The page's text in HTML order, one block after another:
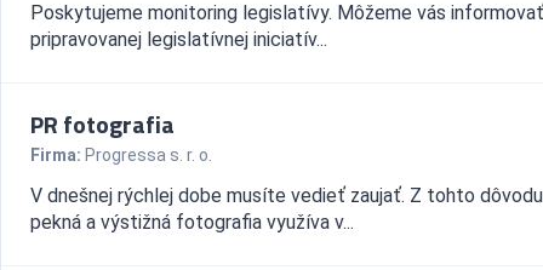
Poskytujeme monitoring legislatívy. Môžeme vás
pripravovanej legislatívnej iniciatív...
PR fotografia
Firma: Progressa s. r. o.
V dnešnej rýchlej dobe musíte vedieť zaujať. Z tohto
pekná a výstižná fotografia využíva v...